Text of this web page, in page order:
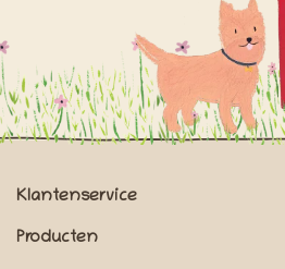
Klantenservice
Producten